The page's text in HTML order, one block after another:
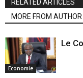
RELATED ARTICLES
MORE FROM AUTHOR
Economie
Le